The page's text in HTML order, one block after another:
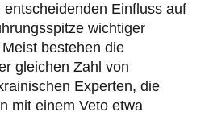
entscheidenden Einfluss auf
wichtiger
bestehen die
gleichen Zahl von
Experten, die
mit einem Veto etwa